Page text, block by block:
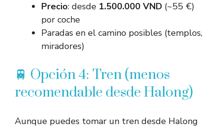
Precio: desde 1.500.000 VND (~55 €)
por coche
Paradas en el camino posibles (templos,
miradores)
🚆 Opción 4: Tren (menos
recomendable desde Halong)
Aunque puedes tomar un tren desde Halong